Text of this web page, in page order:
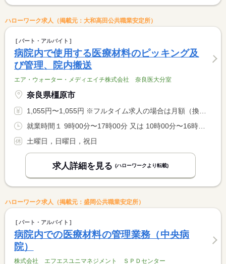
ハローワーク求人（掲載元：大和高田公共職業安定所）
パート・アルバイト
病院内で使用する医療材料のピッキング及
び管理、院内搬送
エア・ウォーター・メディエイチ株式会社 奈良医大分室
奈良県橿原市
1,055円〜1,055円 ※フルタイム求人の場合は月額（換算額）、パート求人の場合は時間額を表示しています。
土曜日，日曜日，祝日
求人詳細を見る (ハローワークより転載)
ハローワーク求人（掲載元：盛岡公共職業安定所）
パート・アルバイト
病院内での医療材料の管理業務（中央病
院）
株式会社 エフエスユニマネジメント ＳＰＤセンター